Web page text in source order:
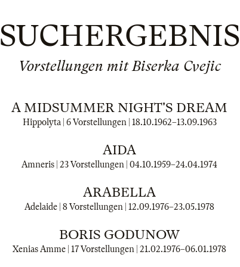
SUCHERGEBNIS
Vorstellungen mit Biserka Cvejic
A MIDSUMMER NIGHT'S DREAM
Hippolyta | 6 Vorstellungen | 18.10.1962–13.09.1963
AIDA
Amneris | 23 Vorstellungen | 04.10.1959–24.04.1974
ARABELLA
Adelaide | 8 Vorstellungen | 12.09.1976–23.05.1978
BORIS GODUNOW
Xenias Amme | 17 Vorstellungen | 21.02.1976–06.01.1978